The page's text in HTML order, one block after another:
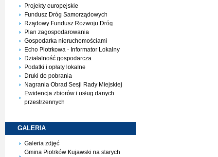
Projekty europejskie
Fundusz Dróg Samorządowych
Rządowy Fundusz Rozwoju Dróg
Plan zagospodarowania
Gospodarka nieruchomościami
Echo Piotrkowa - Informator Lokalny
Działalność gospodarcza
Podatki i opłaty lokalne
Druki do pobrania
Nagrania Obrad Sesji Rady Miejskiej
Ewidencja zbiorów i usług danych
przestrzennych
GALERIA
Galeria zdjęć
Gmina Piotrków Kujawski na starych